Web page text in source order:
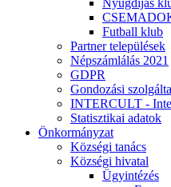
Nyugdíjas
Futball klub
Partner települések
Népszámlálás 2021
GDPR
Gondozási
INTERCULT -
Statisztikai adatok
Önkormányzat
Községi tanács
Községi hivatal
Ügyintézés